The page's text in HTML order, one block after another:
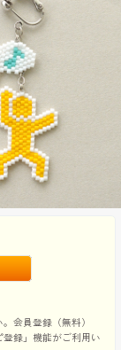
会員登録（無料）
録」機能がご利用い